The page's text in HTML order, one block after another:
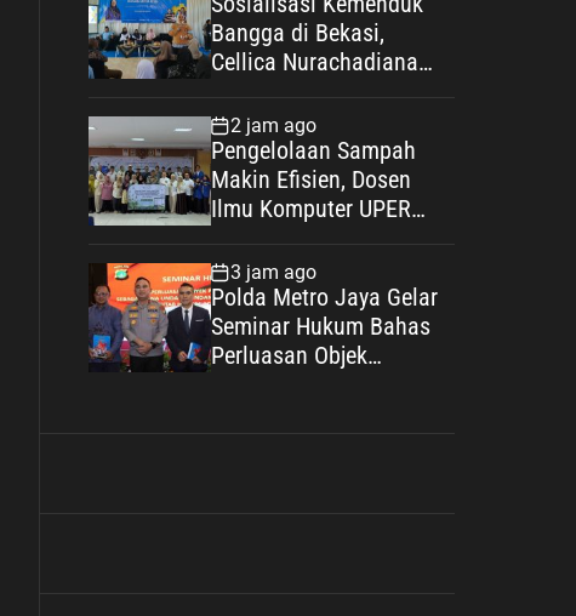
Bangga di Bekasi,
Cellica Nurachadiana
Stunting dan Wujudkan
Keluarga Berkualitas
2 jam ago
Pengelolaan Sampah
Makin Efisien, Dosen
Ilmu Komputer UPER
3 jam ago
Polda Metro Jaya Gelar
Seminar Hukum Bahas
Perluasan Objek